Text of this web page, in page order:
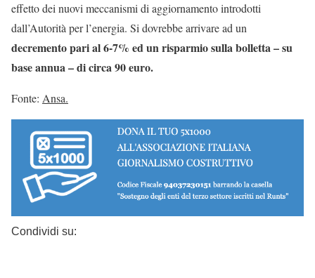
effetto dei nuovi meccanismi di aggiornamento introdotti
dall’Autorità per l’energia. Si dovrebbe arrivare ad un
decremento pari al 6-7% ed un risparmio sulla bolletta – su
base annua – di circa 90 euro.
Fonte: Ansa.
Condividi su: